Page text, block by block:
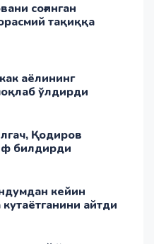
соғинган
тақиққа
аёлининг
ўлдирди
Қодиров
билдирди
кейин
айтди